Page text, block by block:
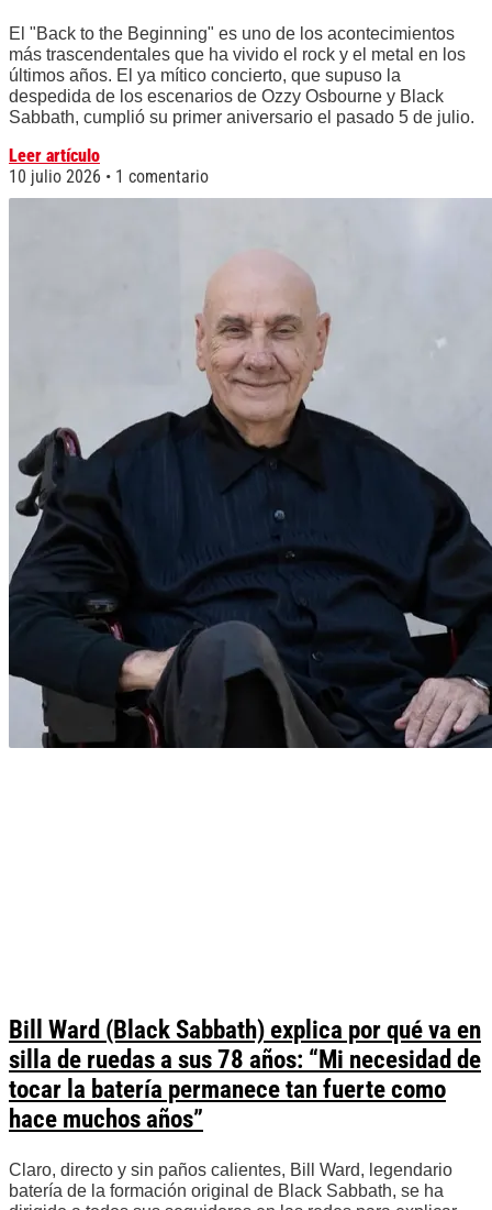
El "Back to the Beginning" es uno de los acontecimientos
más trascendentales que ha vivido el rock y el metal en los
últimos años. El ya mítico concierto, que supuso la
despedida de los escenarios de Ozzy Osbourne y Black
Sabbath, cumplió su primer aniversario el pasado 5 de julio.
Leer artículo
10 julio 2026
1 comentario
Bill Ward (Black Sabbath) explica por qué va en
silla de ruedas a sus 78 años: “Mi necesidad de
tocar la batería permanece tan fuerte como
hace muchos años”
Claro, directo y sin paños calientes, Bill Ward, legendario
batería de la formación original de Black Sabbath, se ha